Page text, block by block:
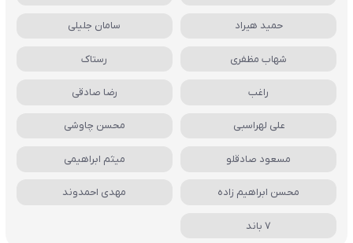
حمید هیراد سامان جلیلی
شهاب مظفری رستاک
راغب رضا صادقی
علی لهراسبی محسن چاوشی
مسعود صادقلو میثم ابراهیمی
محسن ابراهیم زاده مهدی احمدوند
7 باند